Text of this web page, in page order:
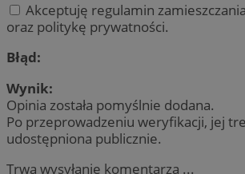
Akceptuję regulamin
oraz politykę prywatności.
Błąd:
Wynik:
Opinia została pomyślnie dodana.
Po przeprowadzeniu weryfikacji, jej
udostępniona publicznie.
Trwa wysyłanie komentarza ...